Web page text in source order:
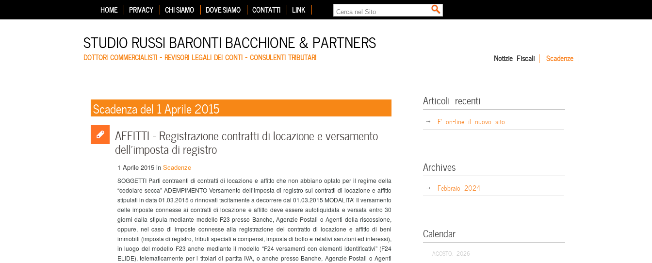
HOME PRIVACY CHI SIAMO DOVE SIAMO CONTATTI LINK
STUDIO RUSSI BARONTI BACCHIONE & PARTNERS
DOTTORI COMMERCIALISTI – REVISORI LEGALI DEI CONTI – CONSULENTI TRIBUTARI Notizie Fiscali Scadenze
Scadenza del 1 Aprile 2015
AFFITTI – Registrazione contratti di locazione e versamento
dell’imposta di registro
1 Aprile 2015 in Scadenze
SOGGETTI Parti contraenti di contratti di locazione e affitto che non abbiano optato per il regime della
“cedolare secca” ADEMPIMENTO Versamento dell’imposta di registro sui contratti di locazione e affitto
stipulati in data 01.03.2015 o rinnovati tacitamente a decorrere dal 01.03.2015 MODALITA’ Il versamento
delle imposte connesse ai contratti di locazione e affitto deve essere autoliquidata e versata entro 30
giorni dalla stipula mediante modello F23 presso Banche, Agenzie Postali o Agenti della riscossione,
oppure, nel caso di imposte connesse alla registrazione del contratto di locazione e affitto di beni
immobili (imposta di registro, tributi speciali e compensi, imposta di bollo e relativi sanzioni ed interessi),
in luogo del modello F23 anche mediante il modello “F24 versamenti con elementi identificativi” (F24
ELIDE), telematicamente per i titolari di partita IVA, o anche presso Banche, Agenzie Postali o Agenti
Articoli recenti
E’ on-line il nuovo sito
Archives
Febbraio 2024
Calendar
AGOSTO: 2026